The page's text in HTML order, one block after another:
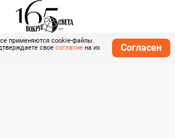
применяются cookie-файлы.
свое согласие на их
Согласен